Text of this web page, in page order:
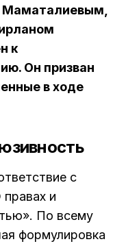
к
Он призван
в ходе
с
и
По всему
формулировка